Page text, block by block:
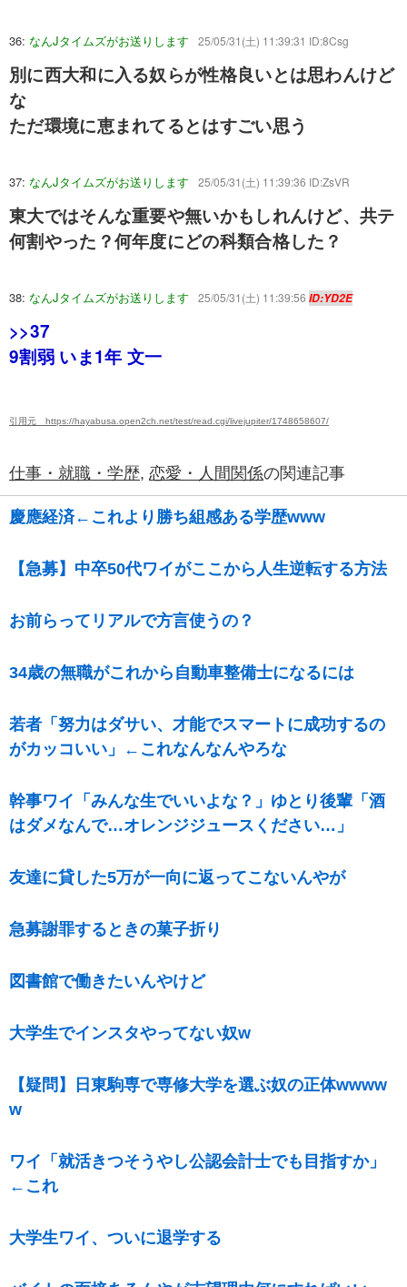
36: なんJタイムズがお送りします 25/05/31(土) 11:39:31 ID:8Csg
別に西大和に入る奴らが性格良いとは思わんけど
な
ただ環境に恵まれてるとはすごい思う
37: なんJタイムズがお送りします 25/05/31(土) 11:39:36 ID:ZsVR
東大ではそんな重要や無いかもしれんけど、共テ
何割やった？何年度にどの科類合格した？
38: なんJタイムズがお送りします 25/05/31(土) 11:39:56 ID:YD2E
>>37
9割弱 いま1年 文一
引用元 https://hayabusa.open2ch.net/test/read.cgi/livejupiter/1748658607/
仕事・就職・学歴, 恋愛・人間関係の関連記事
慶應経済←これより勝ち組感ある学歴www
【急募】中卒50代ワイがここから人生逆転する方法
お前らってリアルで方言使うの？
34歳の無職がこれから自動車整備士になるには
若者「努力はダサい、才能でスマートに成功するの
がカッコいい」←これなんなんやろな
幹事ワイ「みんな生でいいよな？」ゆとり後輩「酒
はダメなんで…オレンジジュースください…」
友達に貸した5万が一向に返ってこないんやが
急募謝罪するときの菓子折り
図書館で働きたいんやけど
大学生でインスタやってない奴w
【疑問】日東駒専で専修大学を選ぶ奴の正体wwww
w
ワイ「就活きつそうやし公認会計士でも目指すか」
←これ
大学生ワイ、ついに退学する